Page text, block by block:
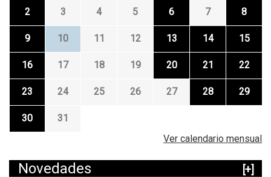
2 3 4 5 6 7 8
9 10 11 12 13 14 15
16 17 18 19 20 21 22
23 24 25 26 27 28 29
30
31
Ver calendario mensual
Novedades
[+]